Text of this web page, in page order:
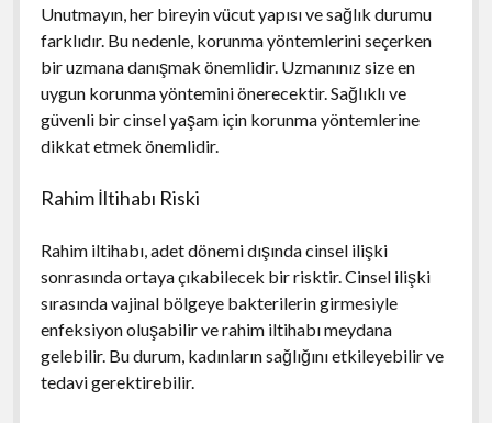
Unutmayın, her bireyin vücut yapısı ve sağlık durumu
farklıdır. Bu nedenle, korunma yöntemlerini seçerken
bir uzmana danışmak önemlidir. Uzmanınız size en
uygun korunma yöntemini önerecektir. Sağlıklı ve
güvenli bir cinsel yaşam için korunma yöntemlerine
dikkat etmek önemlidir.
Rahim İltihabı Riski
Rahim iltihabı, adet dönemi dışında cinsel ilişki
sonrasında ortaya çıkabilecek bir risktir. Cinsel ilişki
sırasında vajinal bölgeye bakterilerin girmesiyle
enfeksiyon oluşabilir ve rahim iltihabı meydana
gelebilir. Bu durum, kadınların sağlığını etkileyebilir ve
tedavi gerektirebilir.